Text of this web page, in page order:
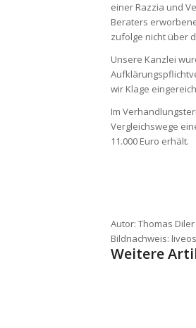
einer Razzia und
Beraters
zufolge nicht über
Unsere Kanzlei
wir Klage
Im
Vergleichswege
11.000 Euro erhält.
Autor: Thomas
Bildnachweis:
Weitere